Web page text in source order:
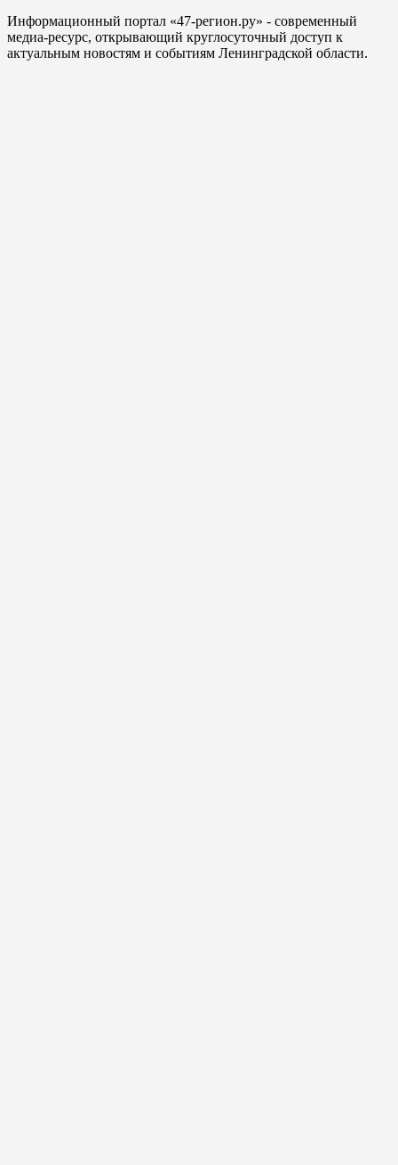
Информационный портал «47-регион.ру» - современный
медиа-ресурс, открывающий круглосуточный доступ к
актуальным новостям и событиям Ленинградской области.